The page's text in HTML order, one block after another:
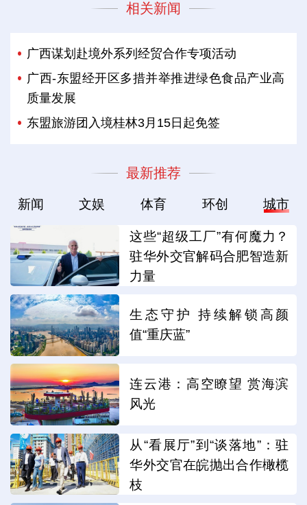
相关新闻
广西谋划赴境外系列经贸合作专项活动
广西-东盟经开区多措并举推进绿色食品产业高
质量发展
东盟旅游团入境桂林3月15日起免签
最新推荐
新闻 文娱 体育 环创 城市
这些“超级工厂”有何魔力？
驻华外交官解码合肥智造新
力量
生态守护 持续解锁高颜
值“重庆蓝”
连云港：高空瞭望 赏海滨
风光
从“看展厅”到“谈落地”：驻
华外交官在皖抛出合作橄榄
枝